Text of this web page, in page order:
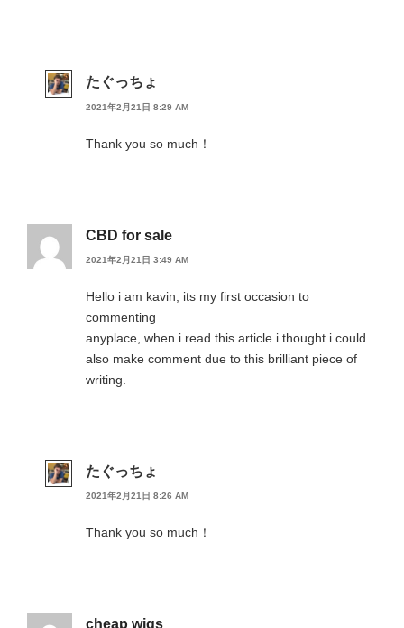
たぐっちょ
2021年2月21日 8:29 AM
Thank you so much！
CBD for sale
2021年2月21日 3:49 AM
Hello i am kavin, its my first occasion to
commenting
anyplace, when i read this article i thought i could
also make comment due to this brilliant piece of
writing.
たぐっちょ
2021年2月21日 8:26 AM
Thank you so much！
cheap wigs